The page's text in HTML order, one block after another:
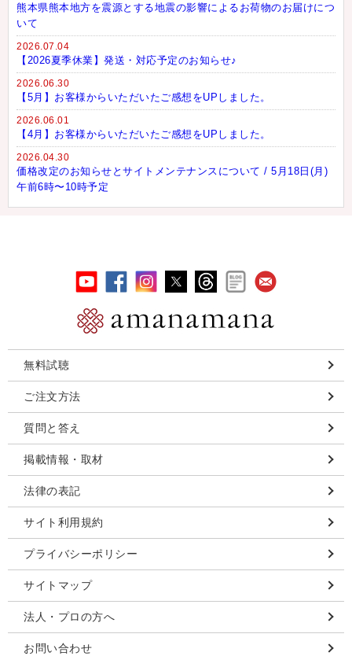
熊本県熊本地方を震源とする地震の影響によるお荷物のお届けにつ
いて
2026.07.04
【2026夏季休業】発送・対応予定のお知らせ♪
2026.06.30
【5月】お客様からいただいたご感想をUPしました。
2026.06.01
【4月】お客様からいただいたご感想をUPしました。
2026.04.30
価格改定のお知らせとサイトメンテナンスについて / 5月18日(月)
午前6時〜10時予定
無料試聴
ご注文方法
質問と答え
掲載情報・取材
法律の表記
サイト利用規約
プライバシーポリシー
サイトマップ
法人・プロの方へ
お問い合わせ